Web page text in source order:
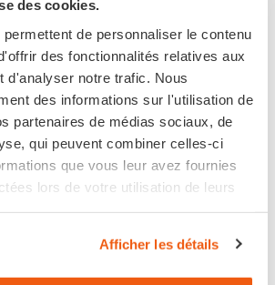
des cookies.
de personnaliser le contenu
des fonctionnalités relatives aux
d'analyser notre trafic. Nous
des informations sur l'utilisation de
partenaires de médias sociaux, de
qui peuvent combiner celles-ci
que vous leur avez fournies
lors de votre utilisation de leurs
Afficher les détails
à Domicile
LES OPTIONS DE LIVRAISON